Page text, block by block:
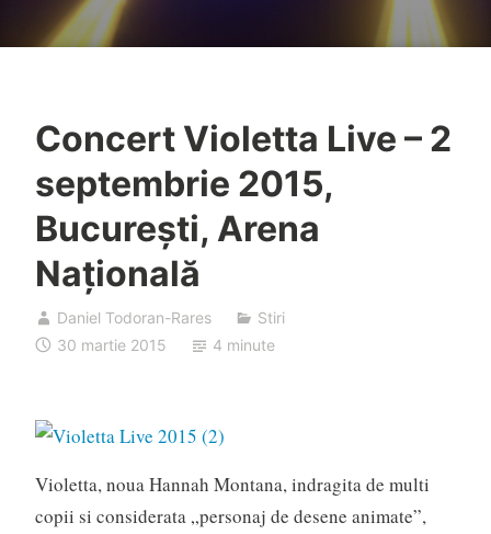
Concert Violetta Live – 2
septembrie 2015,
București, Arena
Națională
Daniel Todoran-Rares
Stiri
30 martie 2015
4 minute
Violetta, noua Hannah Montana, indragita de multi
copii si considerata „personaj de desene animate”,